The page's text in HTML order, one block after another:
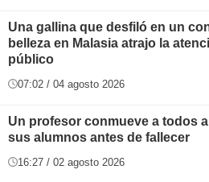
Una gallina que desfiló en un
belleza en Malasia atrajo la
público
07:02 / 04 agosto 2026
Un profesor conmueve a todos
sus alumnos antes de fallecer
16:27 / 02 agosto 2026